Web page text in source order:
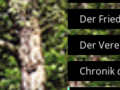
Der
Der
Chronik